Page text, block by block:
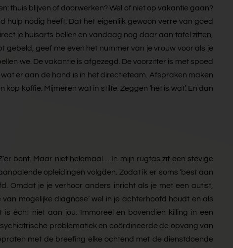
thuis blijven of doorwerken? Wel of niet op vakantie gaan?
hulp nodig heeft. Dat het eigenlijk gewoon verre van goed
je huisarts bellen en vandaag nog daar aan tafel zitten,
geef me even het nummer van je vrouw voor als je
we. De vakantie is afgezegd. De voorzitter is met spoed
er aan de hand is in het directieteam. Afspraken maken
koffie. Mijmeren wat in stilte. Zeggen ‘het is wat’. En dan
bent. Maar niet helemaal… In mijn rugtas zit een stevige
opleidingen volgden. Zodat ik er soms ‘best aan
Omdat je je verhoor anders inricht als je met een autist,
mogelijke diagnose’ wel in je achterhoofd houdt en als
écht niet aan jou. Immoreel en bovendien killing in een
problematiek en coördineerde de opvang van
met de breefing elke ochtend met de dienstdoende